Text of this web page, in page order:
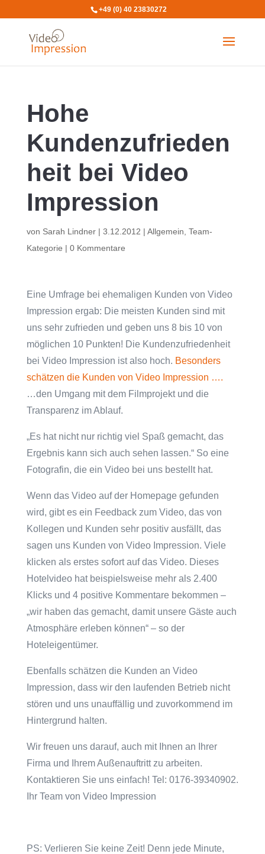
+49 (0) 40 23830272
Hohe
Kundenzufrieden
heit bei Video
Impression
von Sarah Lindner| 3.12.2012 | Allgemein Team-
Kategorie | 0 Kommentare
Eine Umfrage bei ehemaligen Kunden von Video
Impression ergab: Die meisten Kunden sind mit
uns sehr zufrieden und geben uns 8 bis 10 von
möglichen 10 Punkten! Die Kundenzufriedenheit
bei Video Impression ist also hoch. Besonders
schätzen die Kunden von Video Impression ….
…den Umgang mit dem Filmprojekt und die
Transparenz im Ablauf.
„Es hat nicht nur richtig viel Spaß gemacht, das
Ergebnis kann sich auch sehen lassen.“ So eine
Fotografin, die ein Video bei uns bestellt hat.
Wenn das Video auf der Homepage gefunden
wird, gibt es ein Feedback zum Video, das von
Kollegen und Kunden sehr positiv ausfällt, das
sagen uns Kunden von Video Impression. Viele
klicken als erstes sofort auf das Video. Dieses
Hotelvideo hat beispielsweise mehr als 2.400
Klicks und 4 positive Kommentare bekommen –
„wir haben das gemacht, damit unsere Gäste auch
Atmosphäre erleben können“ – so der
Hoteleigentümer.
Ebenfalls schätzen die Kunden an Video
Impression, dass wir den laufenden Betrieb nicht
stören und uns unauffällig und zuvorkommend im
Hintergrund halten.
Wir freuen uns darauf, auch mit Ihnen an Ihrer
Firma und Ihrem Außenauftritt zu arbeiten.
Kontaktieren Sie uns einfach! Tel: 0176-39340902.
Ihr Team von Video Impression
PS: Verlieren Sie keine Zeit! Denn jede Minute,